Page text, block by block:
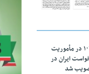
اقتدار ناوگروه ۱۰۳ در مأموریت‌
۵ درخواست ایران در
شد